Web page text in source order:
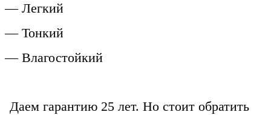
— Легкий
— Тонкий
— Влагостойкий
Даем гарантию 25 лет. Но стоит обратить